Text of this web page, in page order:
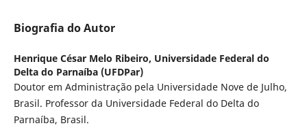
Biografia do Autor
Henrique César Melo Ribeiro, Universidade Federal do
Delta do Parnaíba (UFDPar)
Doutor em Administração pela Universidade Nove de Julho,
Brasil. Professor da Universidade Federal do Delta do
Parnaíba, Brasil.